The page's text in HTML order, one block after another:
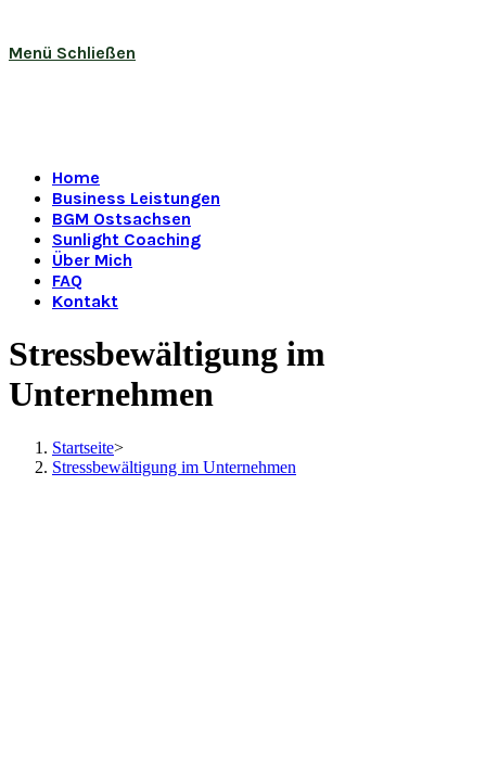
Menü Schließen
Home
Business Leistungen
BGM Ostsachsen
Sunlight Coaching
Über Mich
FAQ
Kontakt
Stressbewältigung im
Unternehmen
Startseite>
Stressbewältigung im Unternehmen